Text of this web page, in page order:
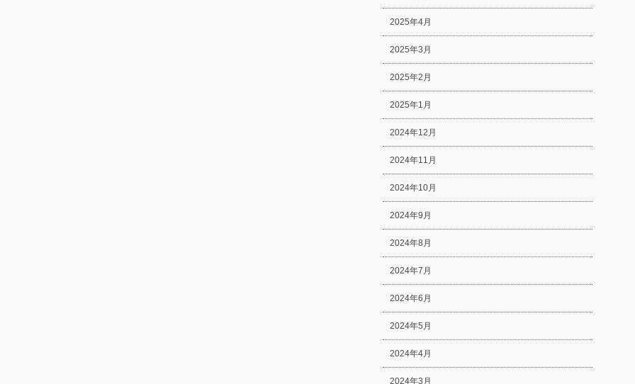
2025年4月
2025年3月
2025年2月
2025年1月
2024年12月
2024年11月
2024年10月
2024年9月
2024年8月
2024年7月
2024年6月
2024年5月
2024年4月
2024年3月